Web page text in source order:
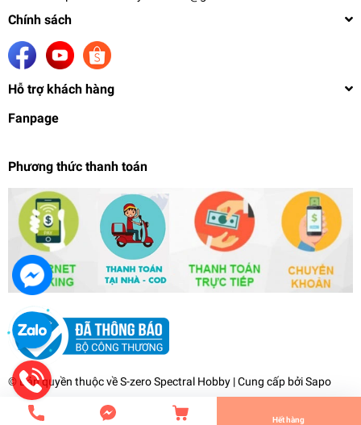
Chính sách
Hỗ trợ khách hàng
Fanpage
Phương thức thanh toán
© Bản quyền thuộc vềS-zero Spectral Hobby | Cung cấp bởiSapo
Mô hình lắp ráp MG 1/100 Gundam Altron
790.000₫
undefined
Tiến Hành Thanh Toán
Hết hàng